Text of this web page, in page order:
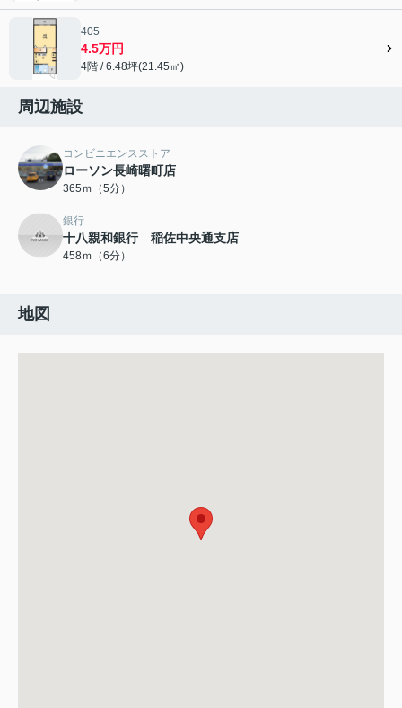
405
4.5万円
4階 / 6.48坪(21.45㎡)
周辺施設
コンビニエンスストア
ローソン長崎曙町店
365ｍ（5分）
銀行
十八親和銀行 稲佐中央通支店
458ｍ（6分）
地図